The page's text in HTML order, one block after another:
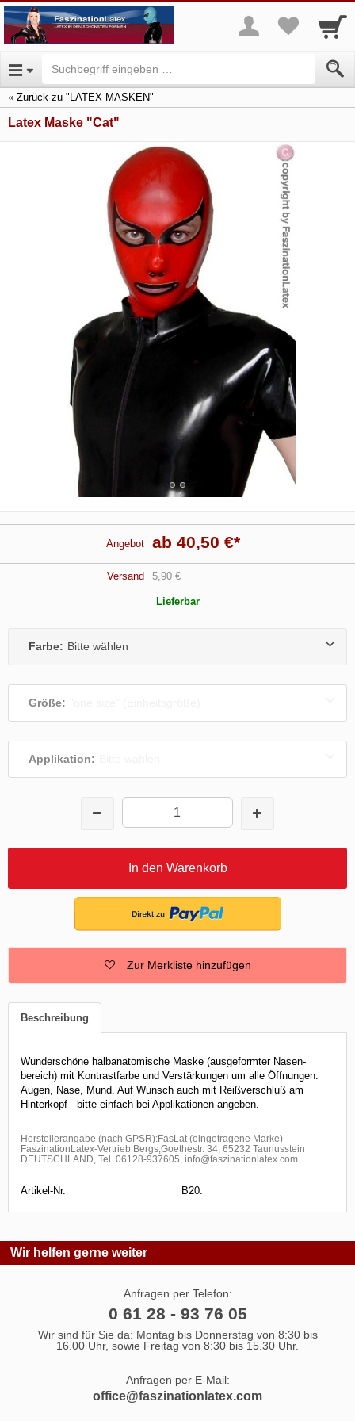
Zurück zu "LATEX MASKEN"
Latex Maske "Cat"
Angebot ab 40,50 €*
Versand 5,90 €
Lieferbar
Farbe: Bitte wählen
Größe:
Applikation:
In den Warenkorb
Zur Merkliste hinzufügen
Beschreibung
Wunderschöne halbanatomische Maske (ausgeformter Nasen-
bereich) mit Kontrastfarbe und Verstärkungen um alle Öffnungen:
Augen, Nase, Mund. Auf Wunsch auch mit Reißverschluß am
Hinterkopf - bitte einfach bei Applikationen angeben.
Herstellerangabe (nach GPSR):FasLat (eingetragene Marke)
FaszinationLatex-Vertrieb Bergs,Goethestr. 34, 65232 Taunusstein
DEUTSCHLAND, Tel. 06128-937605, info@faszinationlatex.com
Artikel-Nr. B20.
Wir helfen gerne weiter
Anfragen per Telefon:
0 61 28 - 93 76 05
Wir sind für Sie da: Montag bis Donnerstag von 8:30 bis
16.00 Uhr, sowie Freitag von 8:30 bis 15.30 Uhr.
Anfragen per E-Mail:
office@faszinationlatex.com